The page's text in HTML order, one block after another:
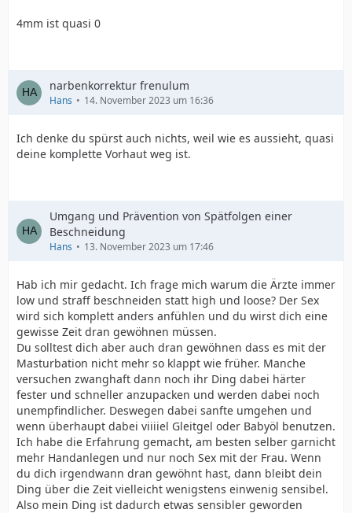
4mm ist quasi 0
narbenkorrektur frenulum
Hans 14. November 2023 um 16:36
Ich denke du spürst auch nichts, weil wie es aussieht, quasi
deine komplette Vorhaut weg ist.
Umgang und Prävention von Spätfolgen einer
Beschneidung
Hans 13. November 2023 um 17:46
Hab ich mir gedacht. Ich frage mich warum die Ärzte immer
low und straff beschneiden statt high und loose? Der Sex
wird sich komplett anders anfühlen und du wirst dich eine
gewisse Zeit dran gewöhnen müssen.
Du solltest dich aber auch dran gewöhnen dass es mit der
Masturbation nicht mehr so klappt wie früher. Manche
versuchen zwanghaft dann noch ihr Ding dabei härter
fester und schneller anzupacken und werden dabei noch
unempfindlicher. Deswegen dabei sanfte umgehen und
wenn überhaupt dabei viiiiel Gleitgel oder Babyöl benutzen.
Ich habe die Erfahrung gemacht, am besten selber garnicht
mehr Handanlegen und nur noch Sex mit der Frau. Wenn
du dich irgendwann dran gewöhnt hast, dann bleibt dein
Ding über die Zeit vielleicht wenigstens einwenig sensibel.
Also mein Ding ist dadurch etwas sensibler geworden